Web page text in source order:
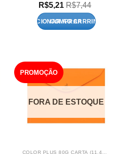
R$5,21 R$7,44
ADICIONAR AO CARRINHO
PROMOÇÃO
FORA DE ESTOQUE
COLOR PLUS 80G CARTA (11,4X16,2)